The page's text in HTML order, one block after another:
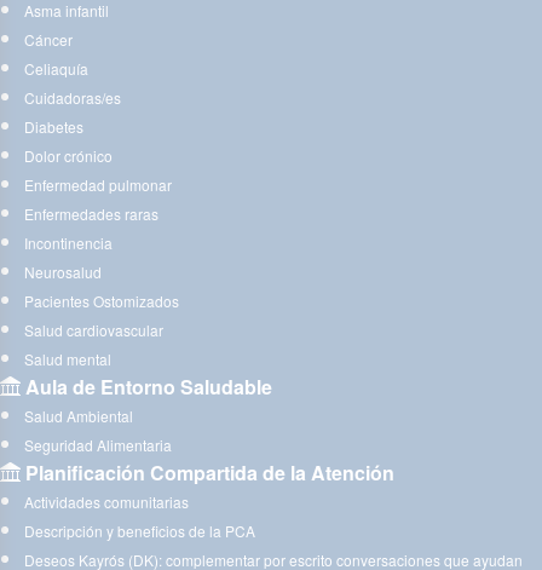
Asma infantil
Cáncer
Celiaquía
Cuidadoras/es
Diabetes
Dolor crónico
Enfermedad pulmonar
Enfermedades raras
Incontinencia
Neurosalud
Pacientes Ostomizados
Salud cardiovascular
Salud mental
Aula de Entorno Saludable
Salud Ambiental
Seguridad Alimentaria
Planificación Compartida de la Atención
Actividades comunitarias
Descripción y beneficios de la PCA
Deseos Kayrós (DK): complementar por escrito conversaciones que ayudan